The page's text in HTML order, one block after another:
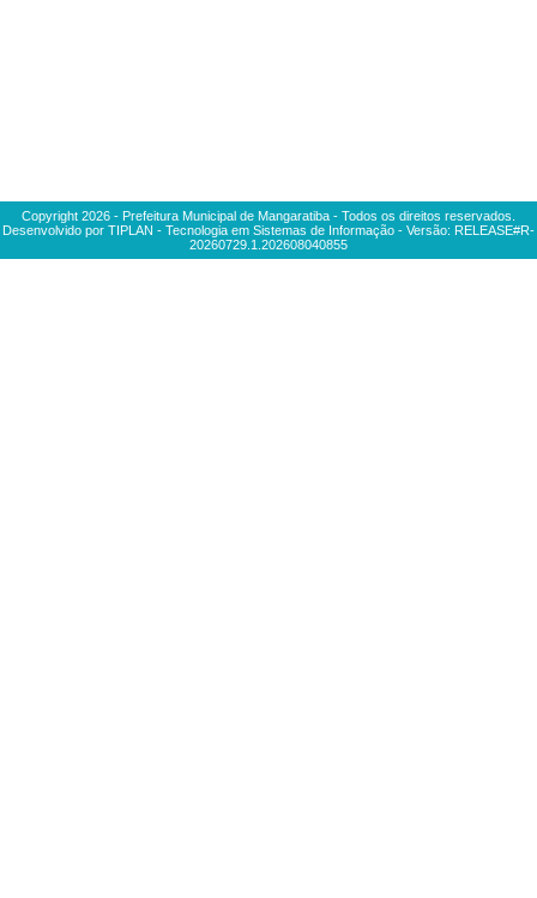
Copyright 2026 - Prefeitura Municipal de Mangaratiba - Todos os direitos reservados.
Desenvolvido por TIPLAN - Tecnologia em Sistemas de Informação - Versão: RELEASE#R-
20260729.1.202608040855